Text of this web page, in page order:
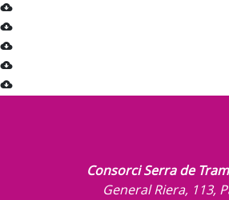
Consorci Serra de
General Riera, 113,